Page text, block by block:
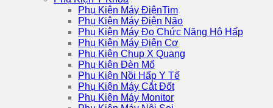
Phụ Kiện Máy ĐiệnTim
Phụ Kiện Máy Điện Não
Phụ Kiện Máy Đo Chức Năng Hô Hấp
Phụ Kiện Máy Điện Cơ
Phụ Kiện Chụp X Quang
Phụ Kiện Đèn Mổ
Phụ Kiện Nồi Hấp Y Tế
Phụ Kiện Máy Cắt Đốt
Phụ Kiện Máy Monitor